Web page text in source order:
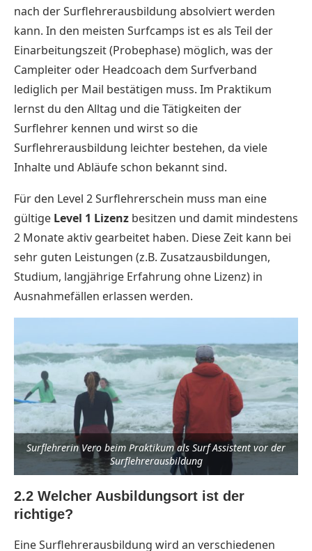
nach der Surflehrerausbildung absolviert werden
kann. In den meisten Surfcamps ist es als Teil der
Einarbeitungszeit (Probephase) möglich, was der
Campleiter oder Headcoach dem Surfverband
lediglich per Mail bestätigen muss. Im Praktikum
lernst du den Alltag und die Tätigkeiten der
Surflehrer kennen und wirst so die
Surflehrerausbildung leichter bestehen, da viele
Inhalte und Abläufe schon bekannt sind.
Für den Level 2 Surflehrerschein muss man eine
gültige Level 1 Lizenz besitzen und damit mindestens
2 Monate aktiv gearbeitet haben. Diese Zeit kann bei
sehr guten Leistungen (z.B. Zusatzausbildungen,
Studium, langjährige Erfahrung ohne Lizenz) in
Ausnahmefällen erlassen werden.
Surflehrerin Vero beim Praktikum als Surf Assistent vor der
Surflehrerausbildung
2.2 Welcher Ausbildungsort ist der
richtige?
Eine Surflehrerausbildung wird an verschiedenen